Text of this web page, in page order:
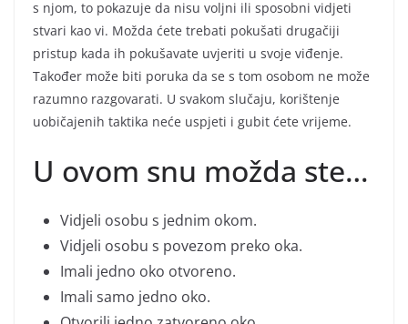
s njom, to pokazuje da nisu voljni ili sposobni vidjeti
stvari kao vi. Možda ćete trebati pokušati drugačiji
pristup kada ih pokušavate uvjeriti u svoje viđenje.
Također može biti poruka da se s tom osobom ne može
razumno razgovarati. U svakom slučaju, korištenje
uobičajenih taktika neće uspjeti i gubit ćete vrijeme.
U ovom snu možda ste…
Vidjeli osobu s jednim okom.
Vidjeli osobu s povezom preko oka.
Imali jedno oko otvoreno.
Imali samo jedno oko.